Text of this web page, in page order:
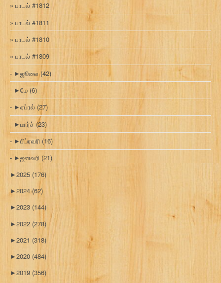
பாடல் #1812
பாடல் #1811
பாடல் #1810
பாடல் #1809
►ஜூலை(42)
►மே (6)
►ஏப்ரல் (27)
►மார்ச் (23)
►பிப்ரவரி (16)
►ஜனவரி (21)
►2025 (176)
►2024(62)
►2023 (144)
►2022 (278)
►2021 (318)
►2020 (484)
►2019 (356)